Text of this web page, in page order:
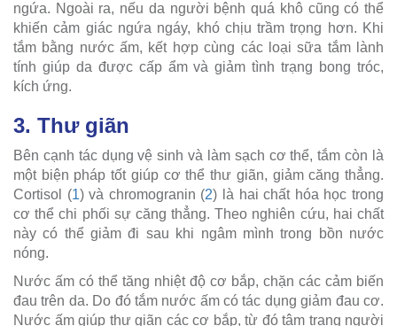
ngứa. Ngoài ra, nếu da người bệnh quá khô cũng có thể
khiến cảm giác ngứa ngáy, khó chịu trầm trọng hơn. Khi
tắm bằng nước ấm, kết hợp cùng các loại sữa tắm lành
tính giúp da được cấp ẩm và giảm tình trạng bong tróc,
kích ứng.
3. Thư giãn
Bên cạnh tác dụng vệ sinh và làm sạch cơ thể, tắm còn là
một biện pháp tốt giúp cơ thể thư giãn, giảm căng thẳng.
Cortisol (1) và chromogranin (2) là hai chất hóa học trong
cơ thể chi phối sự căng thẳng. Theo nghiên cứu, hai chất
này có thể giảm đi sau khi ngâm mình trong bồn nước
nóng.
Nước ấm có thể tăng nhiệt độ cơ bắp, chặn các cảm biến
đau trên da. Do đó tắm nước ấm có tác dụng giảm đau cơ.
Nước ấm giúp thư giãn các cơ bắp, từ đó tâm trạng người